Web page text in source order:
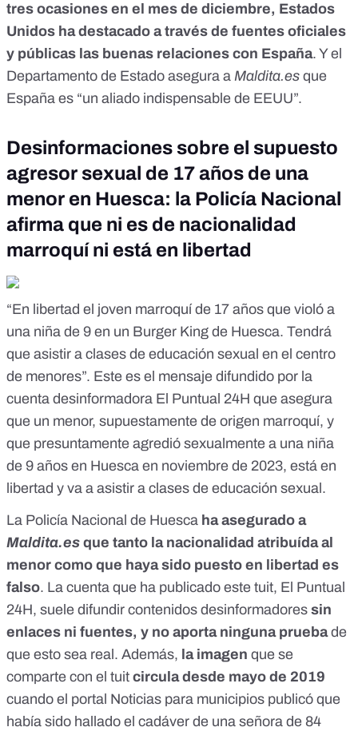
tres ocasiones en el mes de diciembre, Estados
Unidos ha destacado a través de fuentes oficiales
y públicas las buenas relaciones con España. Y el
Departamento de Estado asegura a Maldita.es que
España es “un aliado indispensable de EEUU”.
Desinformaciones sobre el supuesto
agresor sexual de 17 años de una
menor en Huesca: la Policía Nacional
afirma que ni es de nacionalidad
marroquí ni está en libertad
“En libertad el joven marroquí de 17 años que violó a
una niña de 9 en un Burger King de Huesca. Tendrá
que asistir a clases de educación sexual en el centro
de menores”. Este es el mensaje difundido por la
cuenta desinformadora El Puntual 24H que asegura
que un menor, supuestamente de origen marroquí, y
que presuntamente agredió sexualmente a una niña
de 9 años en Huesca en noviembre de 2023, está en
libertad y va a asistir a clases de educación sexual.
La Policía Nacional de Huesca ha asegurado a
Maldita.es que tanto la nacionalidad atribuída al
menor como que haya sido puesto en libertad es
falso. La cuenta que ha publicado este tuit, El Puntual
24H, suele difundir contenidos desinformadores sin
enlaces ni fuentes, y no aporta ninguna pruebade
que esto sea real. Además, la imagen que se
comparte con el tuit circula desde mayo de 2019
cuando el portal Noticias para municipios publicó que
había sido hallado el cadáver de una señora de 84